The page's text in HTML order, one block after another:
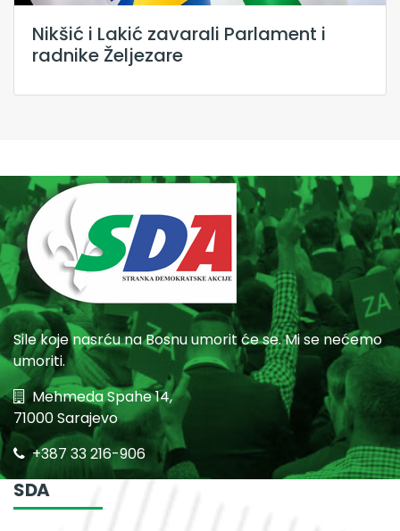
Nikšić i Lakić zavarali Parlament i
radnike Željezare
Sile koje nasrću na Bosnu umorit će se. Mi se nećemo
umoriti.
Mehmeda Spahe 14,
71000 Sarajevo
+387 33 216-906
SDA